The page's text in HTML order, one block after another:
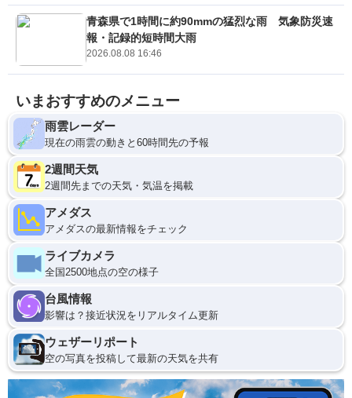
青森県で1時間に約90mmの猛烈な雨 気象防災速
報・記録的短時間大雨
2026.08.08 16:46
いまおすすめのメニュー
雨雲レーダー
現在の雨雲の動きと60時間先の予報
2週間天気
2週間先までの天気・気温を掲載
アメダス
アメダスの最新情報をチェック
ライブカメラ
全国2500地点の空の様子
台風情報
影響は？接近状況をリアルタイム更新
ウェザーリポート
空の写真を投稿して最新の天気を共有